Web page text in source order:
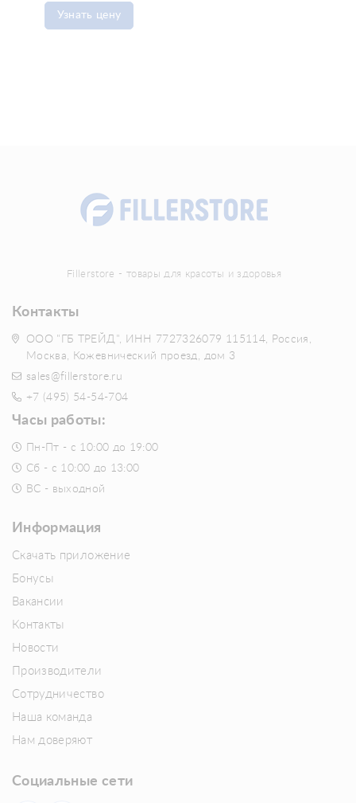
Узнать цену
Fillerstore - товары для красоты и здоровья
Контакты
ООО "ГБ ТРЕЙД", ИНН 7727326079 115114, Россия,
Москва, Кожевнический проезд, дом 3
sales@fillerstore.ru
+7 (495) 54-54-704
Часы работы:
Пн-Пт - с 10:00 до 19:00
Сб - с 10:00 до 13:00
ВС - выходной
Информация
Скачать приложение
Бонусы
Вакансии
Контакты
Новости
Производители
Сотрудничество
Наша команда
Нам доверяют
Социальные сети